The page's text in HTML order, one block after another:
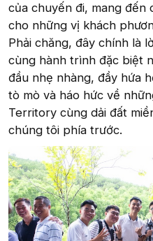
của chuyến đi, mang đến
cho những vị khách
Phải chăng, đây chính là
cùng hành trình đặc biệt
đầu nhẹ nhàng, đầy hứa
tò mò và háo hức về
Territory cùng dải đất
chúng tôi phía trước.